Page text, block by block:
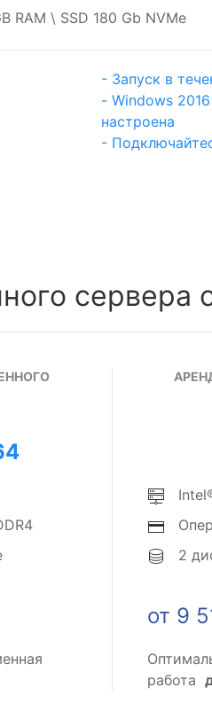
RAM \ SSD 180 Gb NVMe
- Запуск в
- Windows
настроена
-
сервера
2
от 9
работа